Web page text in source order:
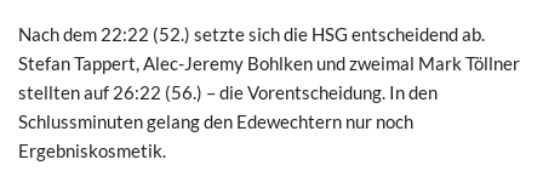
Nach dem 22:22 (52.) setzte sich die HSG entscheidend ab.
Stefan Tappert, Alec-Jeremy Bohlken und zweimal Mark Töllner
stellten auf 26:22 (56.) – die Vorentscheidung. In den
Schlussminuten gelang den Edewechtern nur noch
Ergebniskosmetik.